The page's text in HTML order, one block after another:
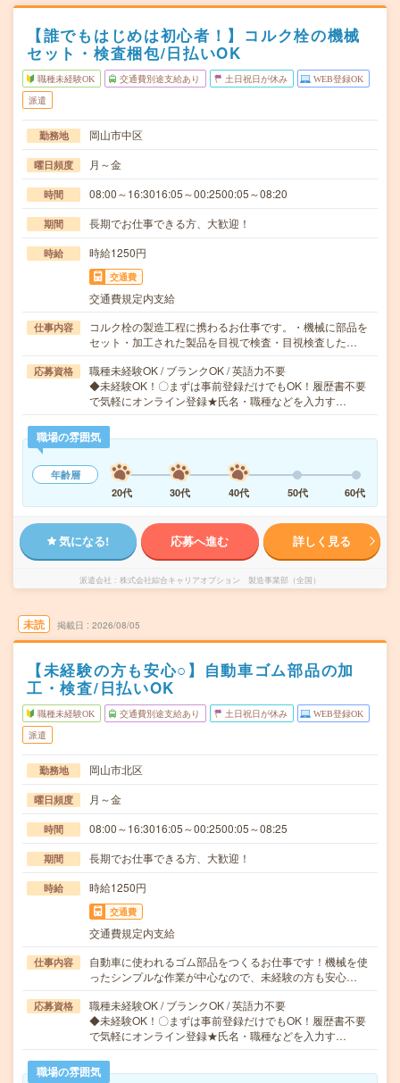
【誰でもはじめは初心者！】コルク栓の機械
セット・検査梱包/日払いOK
職種未経験OK 交通費別途支給あり 土日祝日が休み WEB登録OK
派遣
勤務地 岡山市中区
曜日頻度 月～金
時間 08:00～16:3016:05～00:2500:05～08:20
期間 長期でお仕事できる方、大歓迎！
時給 時給1250円
交通費
交通費規定内支給
仕事内容
コルク栓の製造工程に携わるお仕事です。・機械に部品を
セット・加工された製品を目視で検査・目視検査した…
応募資格
職種未経験OK / ブランクOK / 英語力不要
◆未経験OK！〇まずは事前登録だけでもOK！履歴書不要
で気軽にオンライン登録★氏名・職種などを入力す…
職場の雰囲気
年齢層
20代
30代 40代 50代 60代
気になる! 応募へ進む 詳しく見る
派遣会社 株式会社綜合キャリアオプション 製造事業部（全国）
未読 掲載日 2026/08/05
【未経験の方も安心○】自動車ゴム部品の加
工・検査/日払いOK
職種未経験OK 交通費別途支給あり 土日祝日が休み WEB登録OK
派遣
勤務地 岡山市北区
曜日頻度 月～金
時間 08:00～16:3016:05～00:2500:05～08:25
期間 長期でお仕事できる方、大歓迎！
時給 時給1250円
交通費
交通費規定内支給
仕事内容
自動車に使われるゴム部品をつくるお仕事です！機械を使
ったシンプルな作業が中心なので、未経験の方も安心…
応募資格
職種未経験OK / ブランクOK / 英語力不要
◆未経験OK！〇まずは事前登録だけでもOK！履歴書不要
で気軽にオンライン登録★氏名・職種などを入力す…
職場の雰囲気